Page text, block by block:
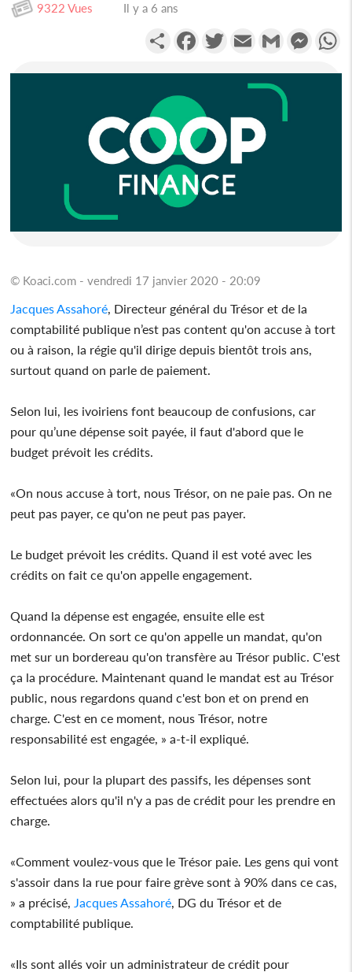
9322 Vues Il y a 6 ans
PartagerFacebookTwitterEmail Gmail
© Koaci.com - vendredi 17 janvier 2020 - 20:09
Jacques Assahoré , Directeur général du Trésor et de la
comptabilité publique n’est pas content qu'on accuse à tort
ou à raison, la régie qu'il dirige depuis bientôt trois ans,
surtout quand on parle de paiement.
Selon lui, les ivoiriens font beaucoup de confusions, car
pour qu’une dépense soit payée, il faut d'abord que le
budget prévoit les crédits.
«On nous accuse à tort, nous Trésor, on ne paie pas. On ne
peut pas payer, ce qu'on ne peut pas payer.
Le budget prévoit les crédits. Quand il est voté avec les
crédits on fait ce qu'on appelle engagement.
Quand la dépense est engagée, ensuite elle est
ordonnancée. On sort ce qu'on appelle un mandat, qu'on
met sur un bordereau qu'on transfère au Trésor public. C'est
ça la procédure. Maintenant quand le mandat est au Trésor
public, nous regardons quand c'est bon et on prend en
charge. C'est en ce moment, nous Trésor, notre
responsabilité est engagée, » a-t-il expliqué.
Selon lui, pour la plupart des passifs, les dépenses sont
effectuées alors qu'il n'y a pas de crédit pour les prendre en
charge.
«Comment voulez-vous que le Trésor paie. Les gens qui vont
s'assoir dans la rue pour faire grève sont à 90% dans ce cas,
» a précisé, Jacques Assahoré , DG du Trésor et de
comptabilité publique.
«Ils sont allés voir un administrateur de crédit pour